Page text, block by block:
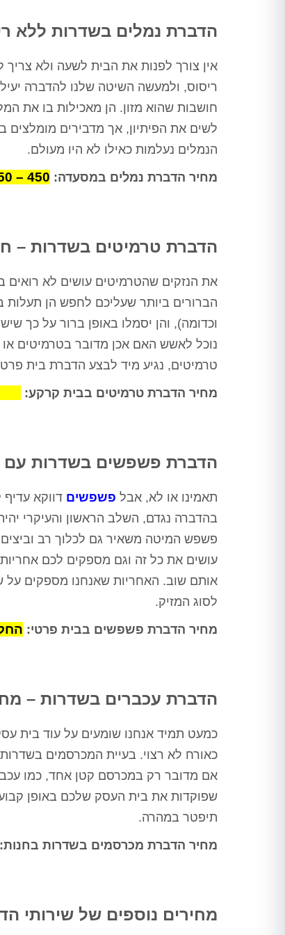
הדברת נמלים בשדרות ללא
אין צורך לפנות את הבית לשעה ולא
ריסוס, ולמעשה השיטה שלנו להדברה
חושבות שהוא מזון. הן מאכילות בו את
לשים את הפיתיון, אך מדבירים מומלצים
הנמלים נעלמות כאילו לא היו מעולם.
מחיר הדברת נמלים במסעדה: 450 – 250 ₪
הדברת טרמיטים בשדרות –
את הנזקים שהטרמיטים עושים לא רואים
הברורים ביותר שעליכם לחפש הן תעלות
וכדומה), והן יסמלו באופן ברור על כך
נוכל לאשש האם אכן מדובר בטרמיטים
טרמיטים, נגיע מיד לבצע הדברת בית
מחיר הדברת טרמיטים בבית קרקע:
הדברת פשפשים בשדרות עם
תאמינו או לא, אבל פשפשים דווקא
פשפש המיטה משאיר גם לכלוך רב וביצים
עושים את כל זה וגם מספקים לכם
לסוג המזיק.
מחיר הדברת פשפשים בבית פרטי: החל מ-
הדברת עכברים בשדרות –
כמעט תמיד אנחנו שומעים על עוד בית
כאורח לא רצוי. בעיית המכרסמים
אם מדובר רק במכרסם קטן אחד, כמו
שפוקדות את בית העסק שלכם באופן
תיפטר במהרה.
מחיר הדברת מכרסמים בשדרות בחנות:
מחירים נוספים של שירותי
מתאימה, לאחר מכן חזר שוב וסיים
את העבודה, כבר אין חולדות
חולדה שמחכה בחדר אשפה, פשוט
תודה ערן, בטוחה שנתראה בשנה
הבאה